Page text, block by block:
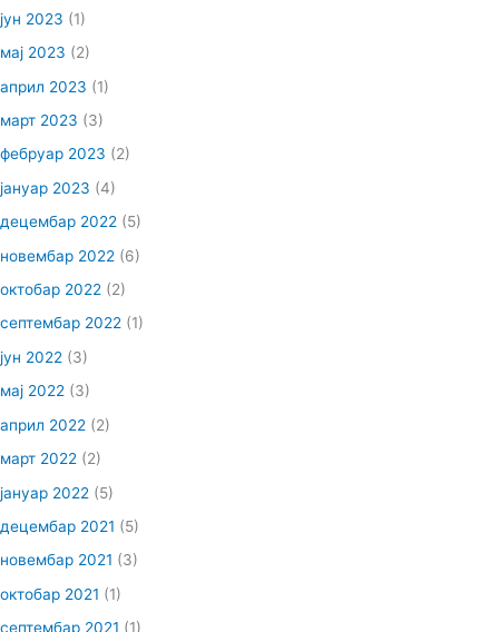
јун 2023 (1)
мај 2023 (2)
април 2023 (1)
март 2023 (3)
фебруар 2023 (2)
јануар 2023 (4)
децембар 2022 (5)
новембар 2022 (6)
октобар 2022 (2)
септембар 2022 (1)
јун 2022 (3)
мај 2022 (3)
април 2022 (2)
март 2022 (2)
јануар 2022 (5)
децембар 2021 (5)
новембар 2021 (3)
октобар 2021 (1)
септембар 2021 (1)